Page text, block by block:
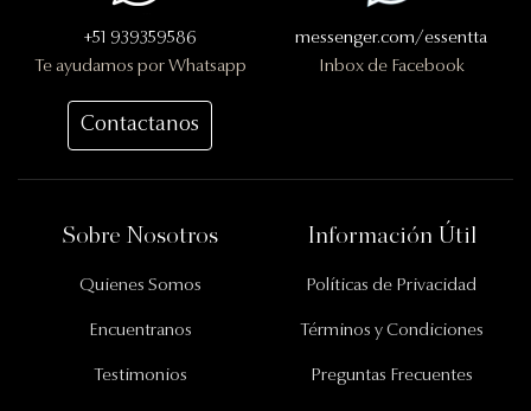
+51 939359586
Te ayudamos por Whatsapp
messenger.com/essentta
Inbox de Facebook
Contactanos
Información Importante
Sobre Nosotros
Quienes Somos
Encuentranos
Testimonios
Información Útil
Políticas de Privacidad
Términos y Condiciones
Preguntas Frecuentes